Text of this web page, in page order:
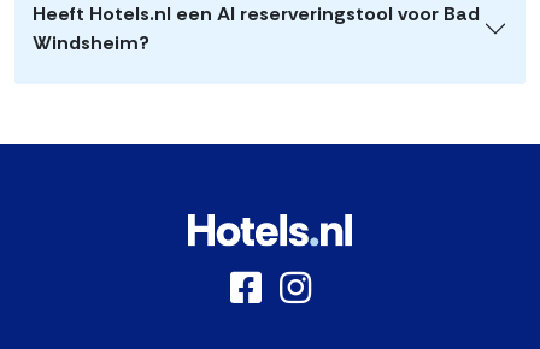
Heeft Hotels.nl een AI reserveringstool voor Bad
Windsheim?